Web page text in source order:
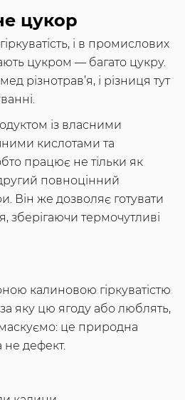
цукор
і в промислових
цукром — багато цукру.
різнотрав’я, і різниця тут
із власними
кислотами та
працює не тільки як
повноцінний
Він же дозволяє готувати
зберігаючи термочутливі
калиновою гіркуватістю
яку цю ягоду або люблять,
маскуємо: це природна
не дефект.